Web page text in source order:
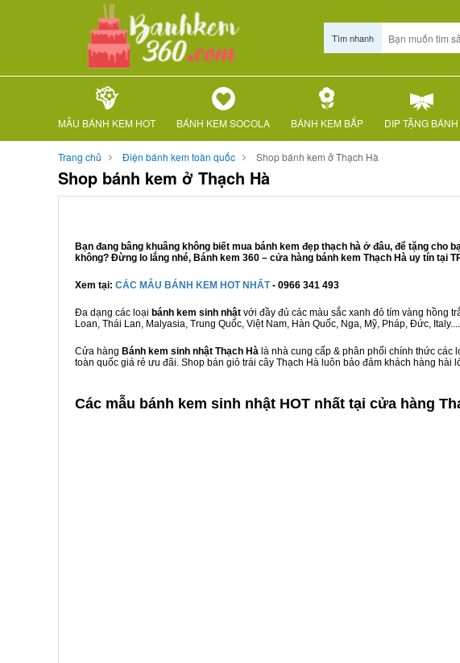
Tìm nhanh
MẪU BÁNH KEM HOT BÁNH KEM SOCOLA BÁNH KEM BẮP DIP TẶNG BÁNH
Trang chủ Điện bánh kem toàn quốc Shop bánh kem ở Thạch Hà
Shop bánh kem ở Thạch Hà
Bạn đang bâng khuâng không biết mua bánh kem đẹp thạch hà ở đâu, để tặng
không? Đừng lo lắng nhé, Bánh kem 360 – cửa hàng bánh kem Thạch Hà uy tín tại
Xem tại: CÁC MẪU BÁNH KEM HOT NHẤT- 0966 341 493
Đa dạng các loại bánh kem sinh nhật với đầy đủ các màu sắc xanh đỏ tím vàng hồng
Loan, Thái Lan, Malyasia, Trung Quốc, Việt Nam, Hàn Quốc, Nga, Mỹ, Pháp, Đức,
Cửa hàng Bánh kem sinh nhật Thạch Hà là nhà cung cấp & phân phối chính thức
toàn quốc giá rẻ ưu đãi. Shop bán giỏ trái cây Thạch Hà luôn bảo đảm khách hàng hài
Các mẫu bánh kem sinh nhật HOT nhất tại cửa hàng